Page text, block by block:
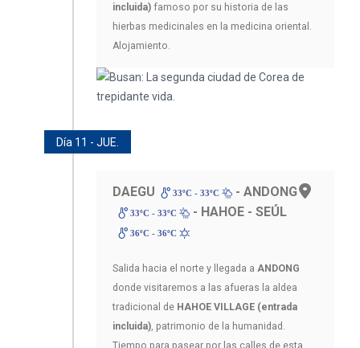
incluida) famoso por su historia de las
hierbas medicinales en la medicina oriental.
Alojamiento.
Día 11 - JUE.
DAEGU 33ºC - 33ºC - ANDONG
33ºC - 33ºC - HAHOE - SEÚL
36ºC - 36ºC
Salida hacia el norte y llegada a ANDONG
donde visitaremos a las afueras la aldea
tradicional de HAHOE VILLAGE (entrada
incluida), patrimonio de la humanidad.
Tiempo para pasear por las calles de esta